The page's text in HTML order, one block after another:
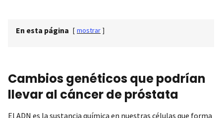
En esta página [ mostrar ]
Cambios genéticos que podrían
llevar al cáncer de próstata
El ADN es la sustancia química en nuestras células que forma